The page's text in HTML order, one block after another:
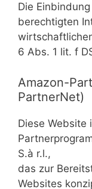
Die
berechtigten
6 Abs. 1 lit. f
Amazon-
PartnerNet)
Diese Website
S.à r.l.,
das zur
Websites